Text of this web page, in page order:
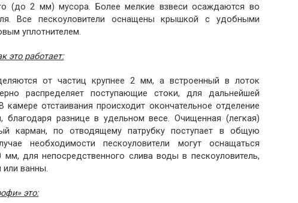
(до 2 мм) мусора. Более мелкие взвеси осаждаются во
Все пескоуловители оснащены крышкой с удобными
уплотнителем.
это работает:
от частиц крупнее 2 мм, а встроенный в лоток
распределяет поступающие стоки, для дальнейшей
камере отстаивания происходит окончательное отделение
разнице в удельном весе. Очищенная (легкая)
карман, по отводящему патрубку поступает в общую
необходимости пескоуловители могут оснащаться
мм, для непосредственного слива воды в пескоуловитель,
ванны.
это: